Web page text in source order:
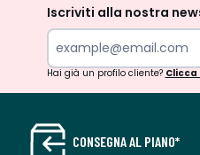
Iscriviti alla nostra
Hai già un profilo cliente? Clicca
CONSEGNA AL PIANO*